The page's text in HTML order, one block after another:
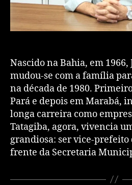
Nascido na Bahia, em 1966,
mudou-se com a família
na década de 1980.
Pará e depois em Marabá,
longa carreira como
Tatagiba, agora, vivencia
grandiosa: ser vice-prefeito
frente da Secretaria